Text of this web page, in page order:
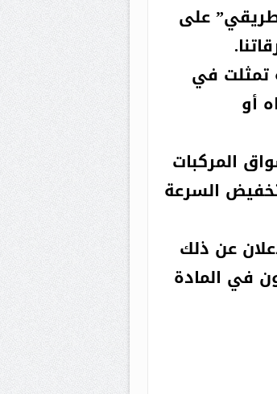
على
تمثلت في
أو
المركبات
السرعة
عن ذلك
في المادة